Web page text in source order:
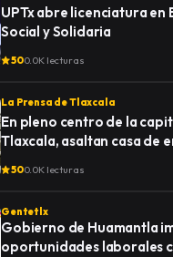
UPTx abre licenciatura en
Social y Solidaria
500.0K lecturas
La Prensa de Tlaxcala
En pleno centro de la
Tlaxcala, asaltan casa de
500.0K lecturas
Gentetlx
Gobierno de Huamantla
oportunidades laborales